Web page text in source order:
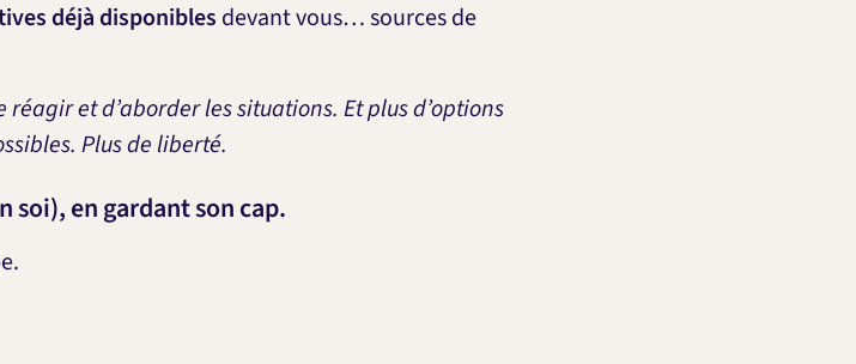
déjà disponibles devant vous… sources de
et d’aborder les situations. Et plus d’options
Plus de liberté.
soi), en gardant son cap.